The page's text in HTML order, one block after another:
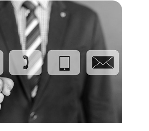
par téléphone
Découvrir les besoins
et attentes de ses
clients pour
augmenter ses ventes
Choisir les meilleurs
arguments pour
réussir sa vente
Négociation
commerciale gagnante
- Savoir défendre ses
prix